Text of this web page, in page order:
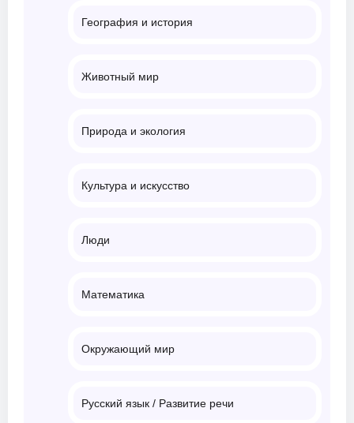
География и история
Животный мир
Природа и экология
Культура и искусство
Люди
Математика
Окружающий мир
Русский язык / Развитие речи